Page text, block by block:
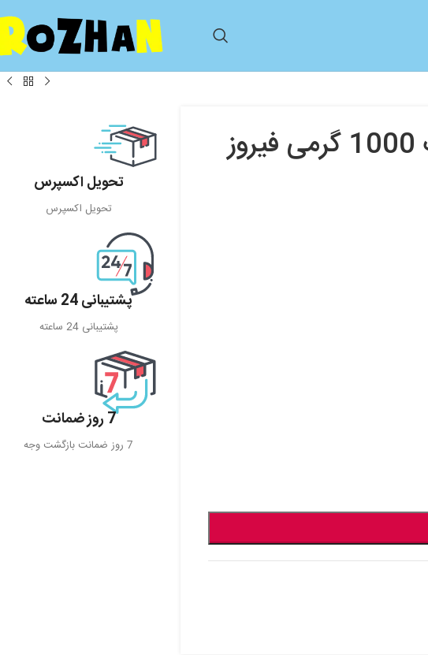
مایع لباسشویی صابون کودک 1000 گرمی فیروز
تحویل اکسپرس
تحویل اکسپرس
پشتیبانی 24 ساعته
پشتیبانی 24 ساعته
7 روز ضمانت
7 روز ضمانت بازگشت وجه